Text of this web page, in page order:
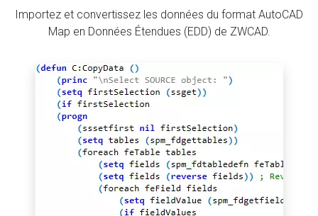
Importez et convertissez les données du format AutoCAD
Map en Données Étendues (EDD) de ZWCAD.